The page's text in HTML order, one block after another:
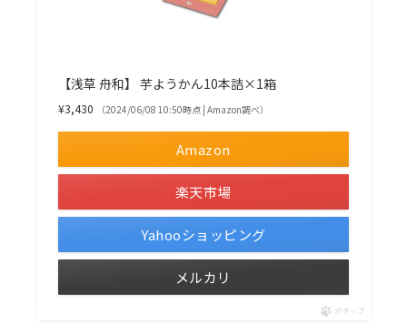
【浅草 舟和】 芋ようかん10本詰×1箱
¥3,430 （2024/06/08 10:50時点 | Amazon調べ）
Amazon
楽天市場
Yahooショッピング
メルカリ
ポチップ